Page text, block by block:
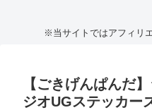
※当サイトではアフィリ
【ごきげんぱんだ
ジオUGステッカー